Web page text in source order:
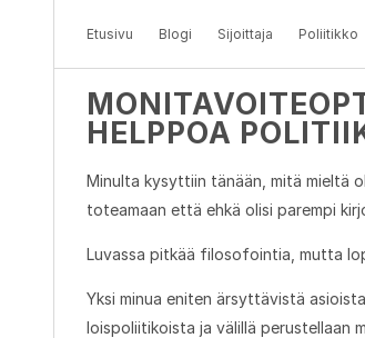
Etusivu Blogi Sijoittaja Poliitikko
HELPPOA
Minulta kysyttiin tänään, mitä mieltä
toteamaan että ehkä olisi parempi
Luvassa pitkää filosofointia, mutta
Yksi minua eniten ärsyttävistä
loispoliitikoista ja välillä perustellaan